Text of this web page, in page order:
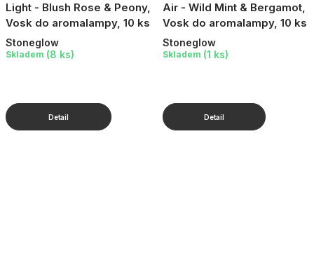
Light - Blush Rose & Peony,
Vosk do aromalampy, 10 ks
Stoneglow
Skladem (8 ks)
Air - Wild Mint & Bergamot,
Vosk do aromalampy, 10 ks
Stoneglow
Skladem (1 ks)